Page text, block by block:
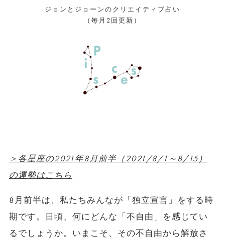
ジョンとジョーンのクリエイティブ占い
（毎月2回更新）
＞各星座の2021年8月前半（2021/8/1～8/15）
の運勢はこちら
8月前半は、私たちみんなが「独立宣言」をする時
期です。日頃、何にどんな「不自由」を感じてい
るでしょうか。いまこそ、その不自由から解放さ